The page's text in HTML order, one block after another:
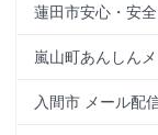
蓮田市安心・安
嵐山町あんしん
入間市 メール配